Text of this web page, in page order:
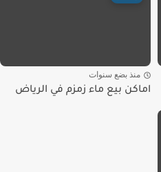
منذ بضع سنوات
اماكن بيع ماء زمزم في الرياض